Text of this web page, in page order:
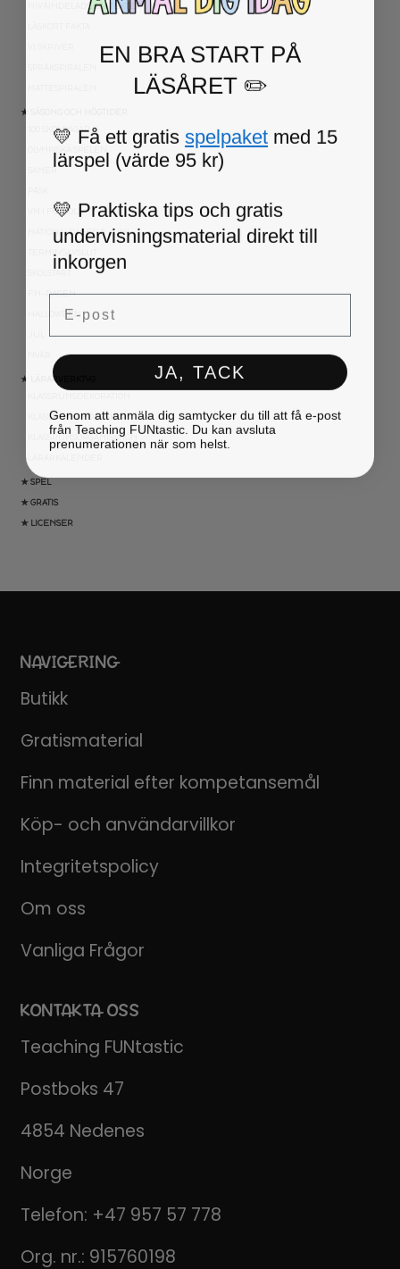
NIVÅINDELADE LÄSTEXTER
★ SÄSONG OCH HÖGTIDER
100 SKOLDAGAR
OLYMPISKA SPELEN
SAMER
VM I FOTBOLL
NATIONALDAGEN 6 JUNI
TERMINSAVSLUT
FN-DAGEN
HALLOWEEN
★ LÄRARVERKTYG
KLASSRUMSLEDARSKAP
KLASSRUMSORGANISATION
★ SPEL
★ GRATIS
★ LICENSER
NAVIGERING
Butikk
Gratismaterial
Finn material efter kompetansemål
Köp- och användarvillkor
Integritetspolicy
Om oss
Vanliga Frågor
KONTAKTA OSS
Teaching FUNtastic
Postboks 47
4854 Nedenes
Norge
Telefon: +47 957 57 778
Org. nr.: 915760198
EN BRA START PÅ
LÄSÅRET ✏️
💛 Få ett gratis spelpaket med 15
lärspel (värde 95 kr)
💛 Praktiska tips och gratis
undervisningsmaterial direkt till
inkorgen
Email
JA, TACK
Genom att anmäla dig samtycker du till att få e-post
från Teaching FUNtastic. Du kan avsluta
prenumerationen när som helst.